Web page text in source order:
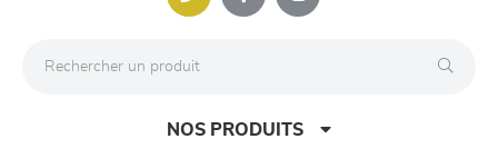
NOS PRODUITS